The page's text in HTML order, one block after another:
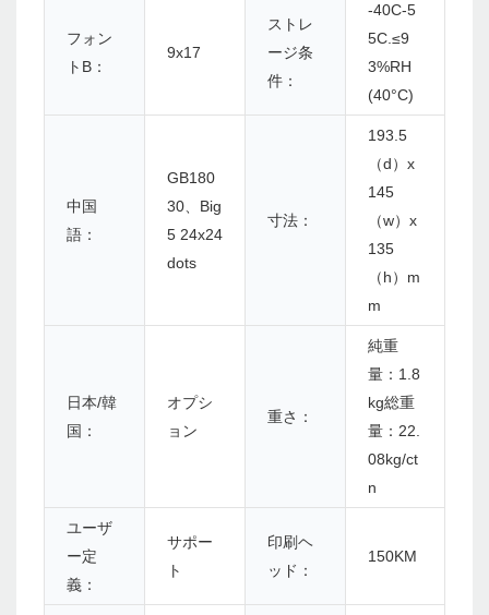
フォン
トB：
9x17
ストレ
ージ条
件：
-40C-5
5C.≤9
3%RH
(40°C)
中国
語：
GB180
30、Big
5 24x24
dots
寸法：
193.5
（d）x
145
（w）x
135
（h）m
m
日本/韓
国：
オプシ
ョン
重さ：
純重
量：1.8
kg総重
量：22.
08kg/ct
n
ユーザ
ー定
義：
サポー
ト
印刷ヘ
ッド：
150KM